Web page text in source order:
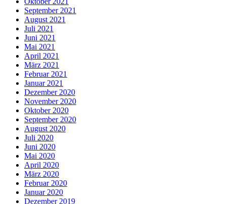
September 2021
August 2021
Juli 2021
Juni 2021
Mai 2021
April 2021
März 2021
Februar 2021
Januar 2021
Dezember 2020
November 2020
Oktober 2020
September 2020
August 2020
Juli 2020
Juni 2020
Mai 2020
April 2020
März 2020
Februar 2020
Januar 2020
Dezember 2019